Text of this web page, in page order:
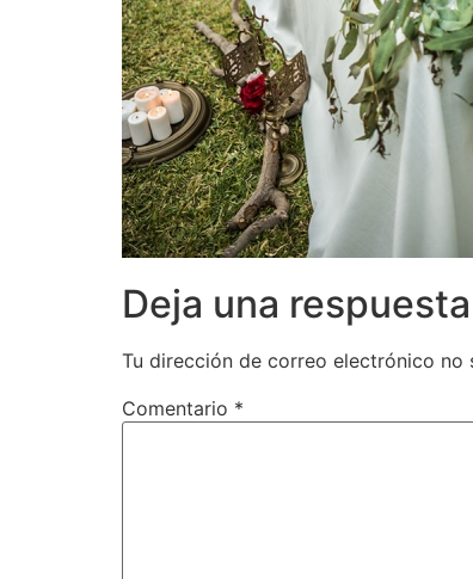
Deja una respuesta
Tu dirección de correo electrónico no
Comentario *